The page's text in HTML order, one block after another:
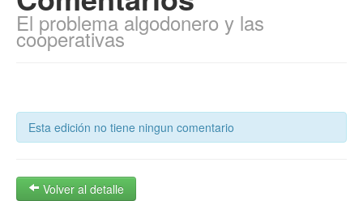
Estantes Virtuales
Contacto
Iniciar sesión
El problema algodonero y las
cooperativas
Esta edición no tiene ningun comentario
Volver al detalle